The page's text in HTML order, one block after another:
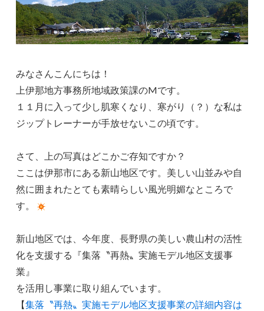
みなさんこんにちは！
上伊那地方事務所地域政策課のMです。
１１月に入って少し肌寒くなり、寒がり（？）な私は
ジップトレーナーが手放せないこの頃です。
さて、上の写真はどこかご存知ですか？
ここは伊那市にある新山地区です。美しい山並みや自
然に囲まれたとても素晴らしい風光明媚なところで
す。
新山地区では、今年度、長野県の美しい農山村の活性
化を支援する『集落〝再熱〟実施モデル地区支援事
業』
を活用し事業に取り組んでいます。
【集落〝再熱〟実施モデル地区支援事業の詳細内容は